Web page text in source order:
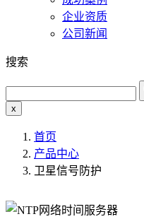
企业资质
公司新闻
搜索
x
首页
产品中心
卫星信号防护